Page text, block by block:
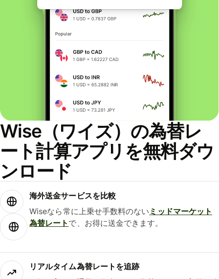
Wise（ワイズ）の為替レ
ート計算アプリを無料ダウ
ンロード
海外送金サービスを比較
Wiseなら常に上乗せ手数料のない ミッドマーケット
為替レート で、お得に送金できます。
リアルタイム為替レートを追跡